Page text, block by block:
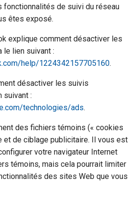
de suivi du réseau
êtes exposé.
explique comment désactiver les
lien suivant :
help/1224342157705160.
désactiver les suivis
suivant :
technologies/ads.
des fichiers témoins (« cookies
et de ciblage publicitaire. Il vous est
votre navigateur Internet
témoins, mais cela pourrait limiter
des sites Web que vous